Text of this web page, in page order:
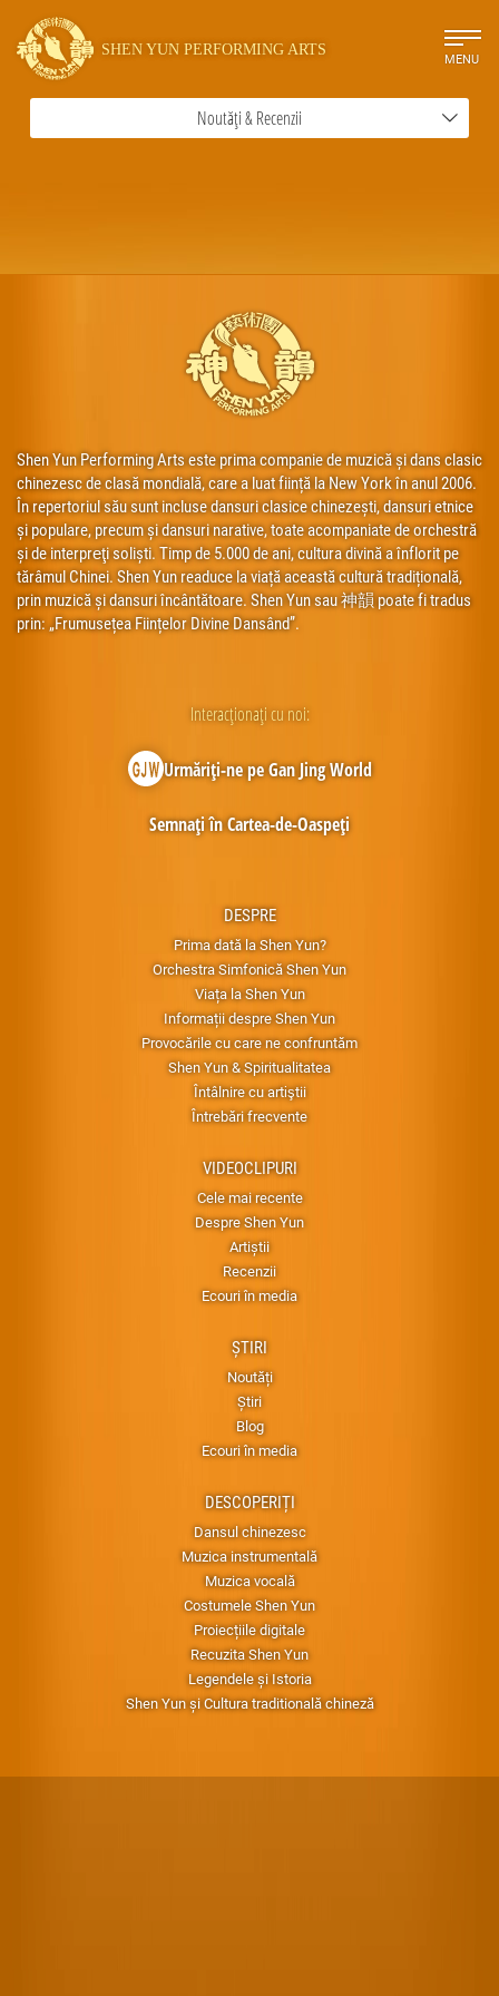
SHEN YUN PERFORMING ARTS
MENU
Noutăți & Recenzii
Shen Yun Performing Arts este prima companie de muzică și dans clasic
chinezesc de clasă mondială, care a luat ființă la New York în anul 2006.
În repertoriul său sunt incluse dansuri clasice chinezești, dansuri etnice
și populare, precum și dansuri narative, toate acompaniate de orchestră
și de interpreţi soliști. Timp de 5.000 de ani, cultura divină a înflorit pe
tărâmul Chinei. Shen Yun readuce la viață această cultură tradițională,
prin muzică și dansuri încântătoare. Shen Yun sau 神韻 poate fi tradus
prin: „Frumusețea Ființelor Divine Dansând”.
DESPRE
Prima dată la Shen Yun?
Orchestra Simfonică Shen Yun
Viața la Shen Yun
Informații despre Shen Yun
Provocările cu care ne confruntăm
Shen Yun & Spiritualitatea
Întâlnire cu artiştii
Întrebări frecvente
VIDEOCLIPURI
Cele mai recente
Despre Shen Yun
Artiștii
Recenzii
Ecouri în media
ȘTIRI
Noutăți
Știri
Blog
Ecouri în media
DESCOPERIȚI
Dansul chinezesc
Muzica instrumentală
Muzica vocală
Costumele Shen Yun
Proiecțiile digitale
Recuzita Shen Yun
Legendele și Istoria
Shen Yun și Cultura traditională chineză
Interacționați cu noi:
Urmăriți-ne pe Gan Jing World
Semnați în Cartea-de-Oaspeți